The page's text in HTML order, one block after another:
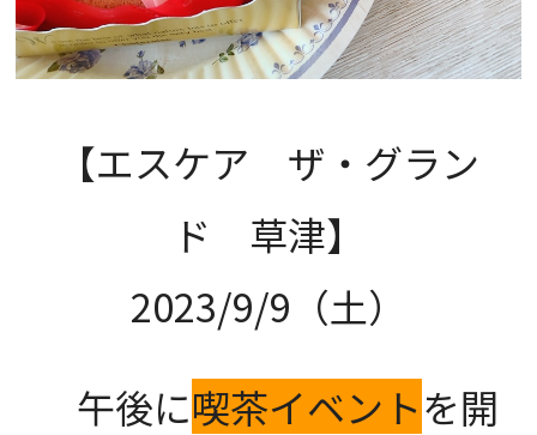
【エスケア ザ・グラン
ド 草津】
2023/9/9（土）
午後に喫茶イベントを開